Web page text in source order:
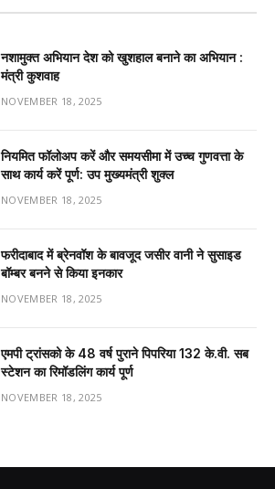
नशामुक्त अभियान देश को खुशहाल बनाने का अभियान :
मंत्री कुशवाह
NOVEMBER 18, 2025
नियमित फॉलोअप करें और समयसीमा में उच्च गुणवत्ता के
साथ कार्य करें पूर्ण: उप मुख्यमंत्री शुक्ल
NOVEMBER 18, 2025
फरीदाबाद में ब्रेनवॉश के बावजूद जसीर वानी ने सुसाइड
बॉम्बर बनने से किया इनकार
NOVEMBER 18, 2025
एमपी ट्रांसको के 48 वर्ष पुराने पिपरिया 132 के.वी. सब
स्टेशन का रिमॉडलिंग कार्य पूर्ण
NOVEMBER 18, 2025